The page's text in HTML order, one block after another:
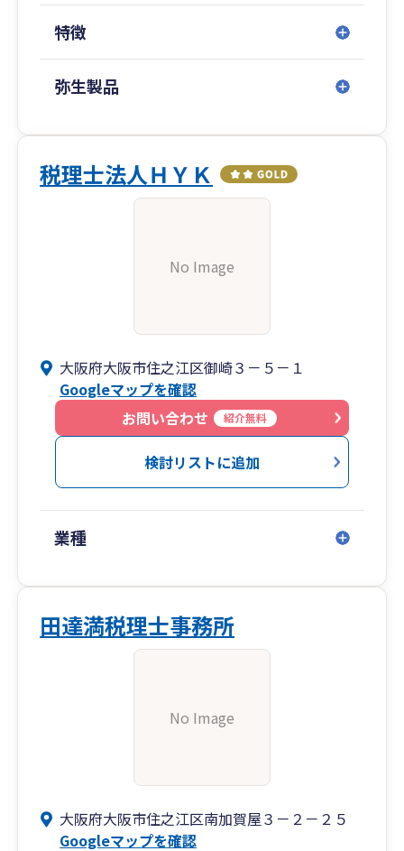
など、お気軽にご相談・お問い合わせください。
認定経営革新等支援機関。書誌の執筆・監修、講
演、テレビ・ラジオの出演も多数。
詳しくは弊事務所ホームページをご高覧いただけ
ればと思います。
特徴
弥生製品
税理士法人ＨＹＫ
No Image
大阪府大阪市住之江区御崎３－５－１
Googleマップを確認
お問い合わせ
紹介無料
検討リストに追加
業種
田達満税理士事務所
No Image
大阪府大阪市住之江区南加賀屋３－２－２５
Googleマップを確認